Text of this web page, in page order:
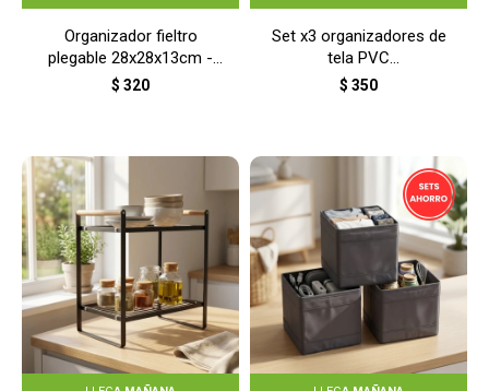
Organizador fieltro
plegable 28x28x13cm -
GRIS
$ 320
Set x3 organizadores de
tela PVC
14x14x11cm/28x14x11cm
$ 350